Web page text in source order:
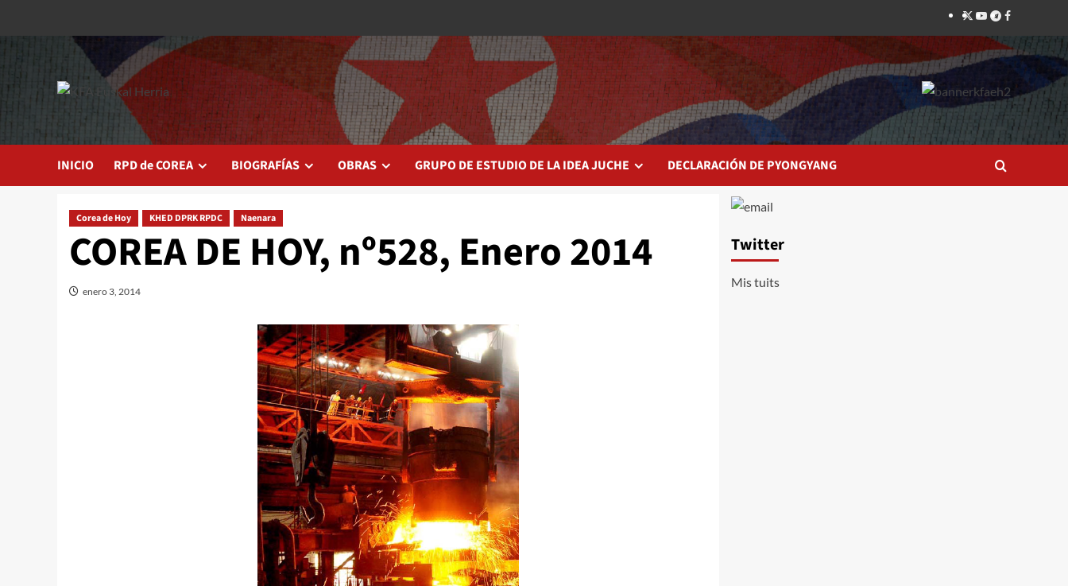
Twitter
YouTube
Telegram
Facebook
INICIO RPD de COREA BIOGRAFÍAS OBRAS GRUPO DE ESTUDIO DE LA IDEA JUCHE DECLARACIÓN DE PYONGYANG
Corea de Hoy KHED DPRK RPDC Naenara
COREA DE HOY, nº528, Enero 2014
enero 3, 2014
Twitter
Mis tuits